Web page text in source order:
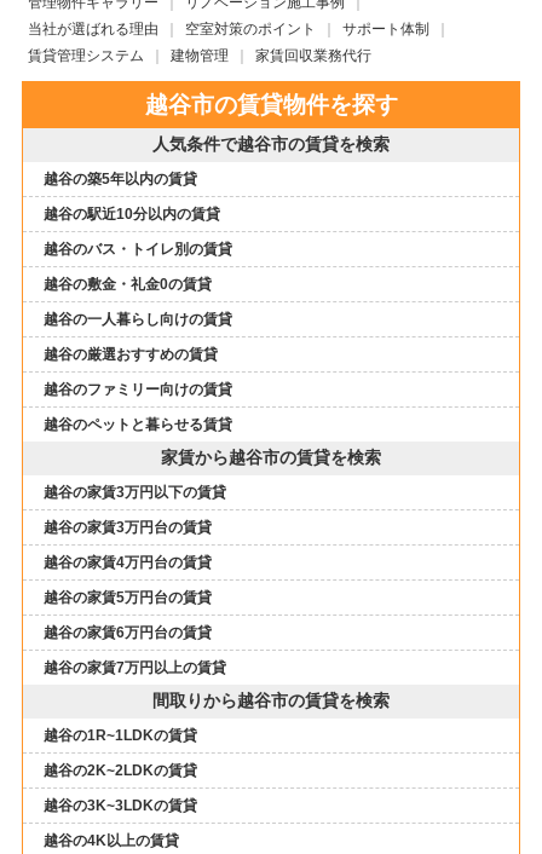
当社が選ばれる理由
空室対策のポイント
サポート体制
賃貸管理システム
建物管理 家賃回収業務代行
越谷市の賃貸物件を探す
人気条件で越谷市の賃貸を検索
越谷の築5年以内の賃貸
越谷の駅近10分以内の賃貸
越谷のバス・トイレ別の賃貸
越谷の敷金・礼金0の賃貸
越谷の一人暮らし向けの賃貸
越谷の厳選おすすめの賃貸
越谷のファミリー向けの賃貸
越谷のペットと暮らせる賃貸
家賃から越谷市の賃貸を検索
越谷の家賃3万円以下の賃貸
越谷の家賃3万円台の賃貸
越谷の家賃4万円台の賃貸
越谷の家賃5万円台の賃貸
越谷の家賃6万円台の賃貸
越谷の家賃7万円以上の賃貸
間取りから越谷市の賃貸を検索
越谷の1R~1LDKの賃貸
越谷の2K~2LDKの賃貸
越谷の3K~3LDKの賃貸
越谷の4K以上の賃貸